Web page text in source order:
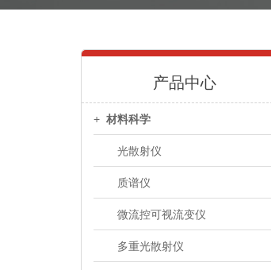
产品中心
+ 材料科学
光散射仪
质谱仪
微流控可视流变仪
多重光散射仪